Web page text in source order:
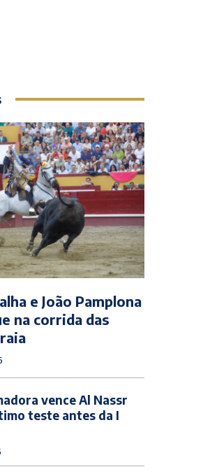
e João Pamplona
na corrida das
vence Al Nassr
teste antes da I